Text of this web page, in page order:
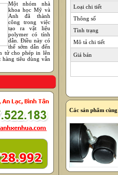
Một nhóm nhà
khoa học Mỹ và
Anh đã thành
công trong việc
tạo ra vật liệu
polymer có tính
dẫn. Điều này có
thể sớm dẫn đến
tử cho phép in lên
hàng tiêu dùng vẫn
Loại chi tiết
Thông số
Tình trạng
Mô tả chi tiết
Giá bán
Các sản phẩm